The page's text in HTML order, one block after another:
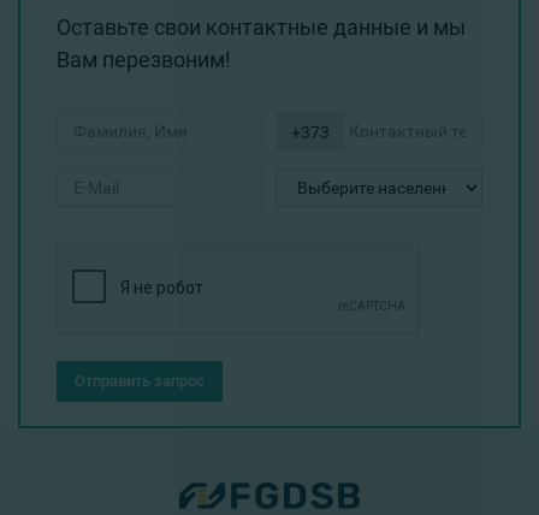
Оставьте свои контактные данные и мы
Вам перезвоним!
+373
Отправить запрос